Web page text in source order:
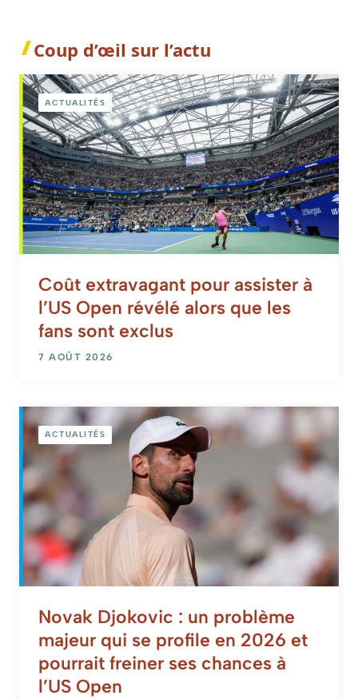
Coup d’œil sur l’actu
ACTUALITÉS
Coût extravagant pour assister à
l’US Open révélé alors que les
fans sont exclus
7 AOÛT 2026
ACTUALITÉS
Novak Djokovic : un problème
majeur qui se profile en 2026 et
pourrait freiner ses chances à
l’US Open